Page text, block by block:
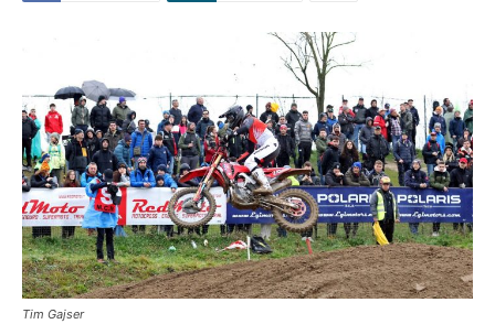
Tim Gajser